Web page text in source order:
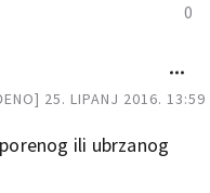
0
25. LIPANJ 2016. 13:59
ili ubrzanog